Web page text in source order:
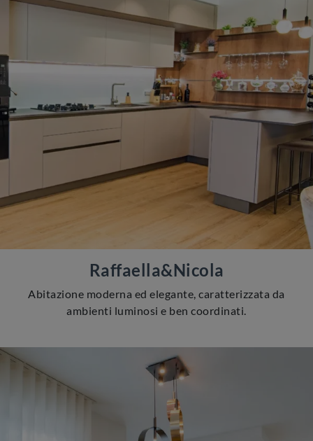
Raffaella&Nicola
Abitazione moderna ed elegante, caratterizzata da
ambienti luminosi e ben coordinati.